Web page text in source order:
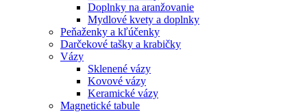
Doplnky na aranžovanie
Mydlové kvety a doplnky
Peňaženky a kľúčenky
Darčekové tašky a krabičky
Vázy
Sklenené vázy
Kovové vázy
Keramické vázy
Magnetické tabule